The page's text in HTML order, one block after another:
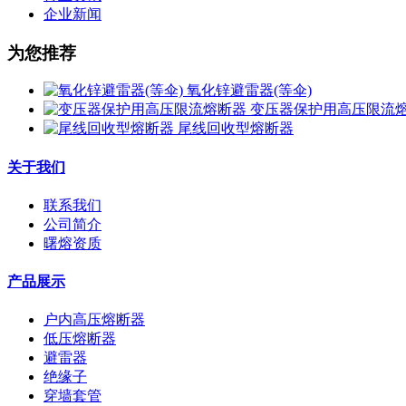
企业新闻
为您推荐
氧化锌避雷器(等伞)
变压器保护用高压限流
尾线回收型熔断器
关于我们
联系我们
公司简介
曙熔资质
产品展示
户内高压熔断器
低压熔断器
避雷器
绝缘子
穿墙套管